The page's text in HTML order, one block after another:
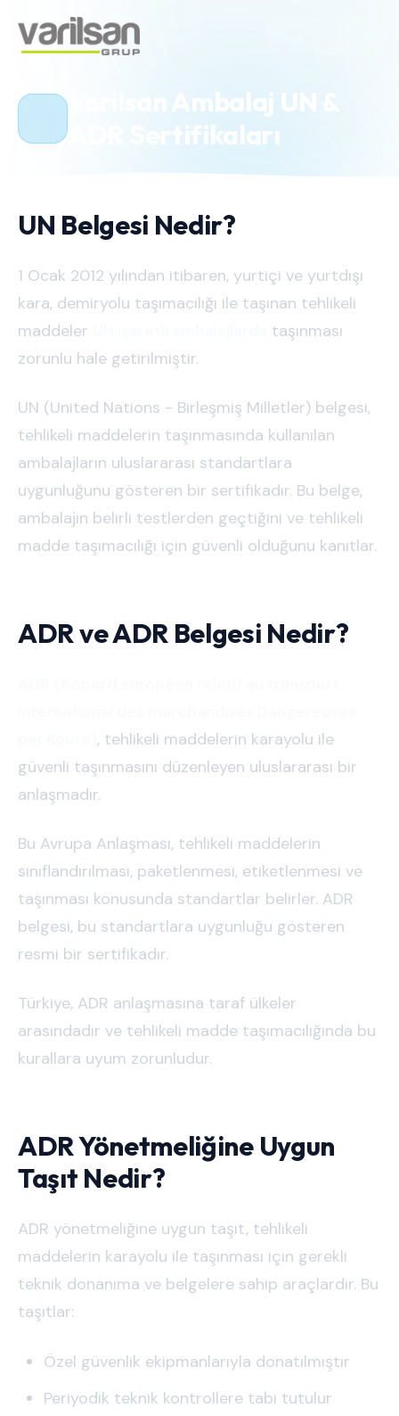
Varilsan Ambalaj UN &
ADR Sertifikaları
UN Belgesi Nedir?
1 Ocak 2012 yılından itibaren, yurtiçi ve yurtdışı
kara, demiryolu taşımacılığı ile taşınan tehlikeli
maddeler
taşınması
zorunlu hale getirilmiştir.
UN (United Nations - Birleşmiş Milletler) belgesi,
tehlikeli maddelerin taşınmasında kullanılan
ambalajların uluslararası standartlara
uygunluğunu gösteren bir sertifikadır. Bu belge,
ambalajın belirli testlerden geçtiğini ve tehlikeli
madde taşımacılığı için güvenli olduğunu kanıtlar.
ADR ve ADR Belgesi Nedir?
, tehlikeli maddelerin karayolu ile
güvenli taşınmasını düzenleyen uluslararası bir
anlaşmadır.
Bu Avrupa Anlaşması, tehlikeli maddelerin
sınıflandırılması, paketlenmesi, etiketlenmesi ve
taşınması konusunda standartlar belirler. ADR
belgesi, bu standartlara uygunluğu gösteren
resmi bir sertifikadır.
Türkiye, ADR anlaşmasına taraf ülkeler
arasındadır ve tehlikeli madde taşımacılığında bu
kurallara uyum zorunludur.
ADR Yönetmeliğine Uygun
Taşıt Nedir?
ADR yönetmeliğine uygun taşıt, tehlikeli
maddelerin karayolu ile taşınması için gerekli
teknik donanıma ve belgelere sahip araçlardır. Bu
taşıtlar:
Özel güvenlik ekipmanlarıyla donatılmıştır
Periyodik teknik kontrollere tabi tutulur